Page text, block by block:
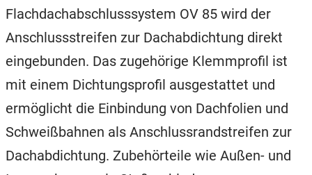
Flachdachabschlusssystem OV 85 wird der
Anschlussstreifen zur Dachabdichtung direkt
eingebunden. Das zugehörige Klemmprofil ist
mit einem Dichtungsprofil ausgestattet und
ermöglicht die Einbindung von Dachfolien und
Schweißbahnen als Anschlussrandstreifen zur
Dachabdichtung. Zubehörteile wie Außen- und